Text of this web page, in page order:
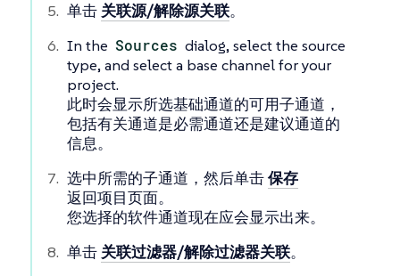
单击 关联源/解除源关联。
In the Sources dialog, select the source
type, and select a base channel for your
project.
此时会显示所选基础通道的可用子通道，
包括有关通道是必需通道还是建议通道的
信息。
选中所需的子通道，然后单击保存
返回项目页面。
您选择的软件通道现在应会显示出来。
单击 关联过滤器/解除过滤器关联。